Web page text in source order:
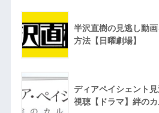
半沢直樹の見逃し動
方法【日曜劇場】
ディアペイシェント
視聴【ドラマ】絆の